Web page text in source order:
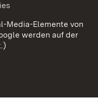
Media-Elemente von
werden auf der